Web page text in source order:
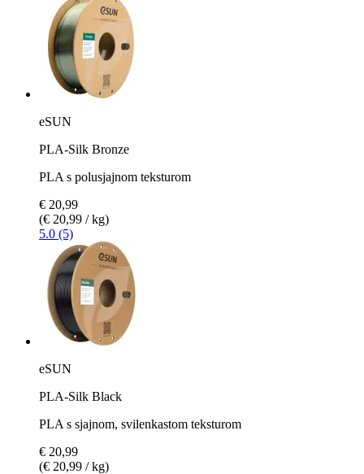
eSUN
PLA-Silk Bronze
PLA s polusjajnom teksturom
€ 20,99
(€ 20,99 / kg)
5.0 (5)
eSUN
PLA-Silk Black
PLA s sjajnom, svilenkastom teksturom
€ 20,99
(€ 20,99 / kg)